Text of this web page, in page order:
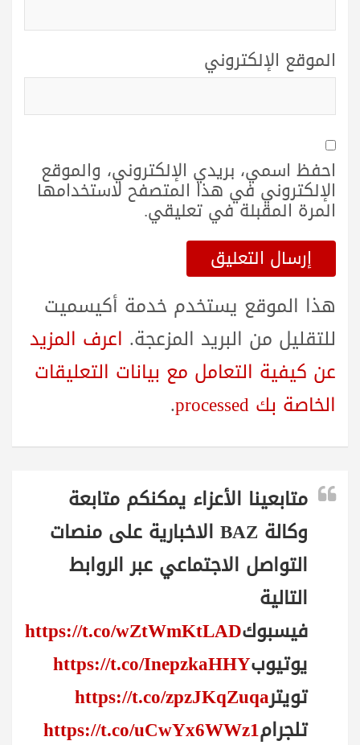
الموقع الإلكتروني
احفظ اسمي، بريدي الإلكتروني، والموقع
الإلكتروني في هذا المتصفح لاستخدامها
المرة المقبلة في تعليقي.
هذا الموقع يستخدم خدمة أكيسميت
للتقليل من البريد المزعجة. اعرف المزيد
عن كيفية التعامل مع بيانات التعليقات
الخاصة بك processed
.
متابعينا الأعزاء يمكنكم متابعة
وكالة BAZ الاخبارية على منصات
التواصل الاجتماعي عبر الروابط
التالية
فيسبوكhttps://t.co/wZtWmKtLAD
يوتيوبhttps://t.co/InepzkaHHY
تويترhttps://t.co/zpzJKqZuqa
تلجرامhttps://t.co/uCwYx6WWz1